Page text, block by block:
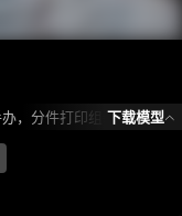
制作黑神话游戏中二郎神的游戏角色。可作为手办，分件打印组装。 模型所属分类为“人物角色-男人”，模型风格为写实,东方，模型ID为102816，本模型由设计师 Huan环 在2024-10-12 16:20:58上传，含.fbx，.gltf，.stl(STL)相关源文件下载格式，点数为1668370，面数为3336948，材质数为5，贴图数为0，CG美术之家持续为您更新与数字孪生、影视动画和游戏VR等相关优质资源。
下载模型